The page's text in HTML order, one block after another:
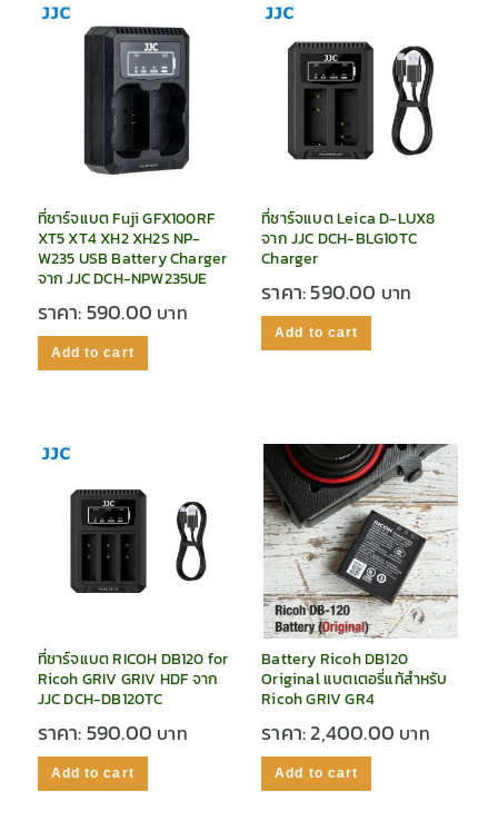
ที่ชาร์จแบต Fuji GFX100RF
XT5 XT4 XH2 XH2S NP-
W235 USB Battery Charger
จาก JJC DCH-NPW235UE
ราคา:590.00
Add to cart
ที่ชาร์จแบต Leica D-LUX8
จาก JJC DCH-BLG10TC
Charger
ราคา:590.00
Add to cart
ที่ชาร์จแบต RICOH DB120 for
Ricoh GRIV GRIV HDF จาก
JJC DCH-DB120TC
ราคา:590.00
Add to cart
Battery Ricoh DB120
Original แบตเตอรี่แท้สำหรับ
Ricoh GRIV GR4
ราคา:2,400.00
Add to cart